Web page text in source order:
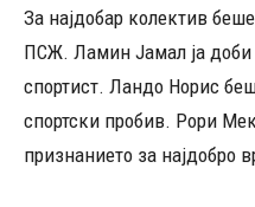
За најдобар колектив
ПСЖ. Ламин Јамал ја доби
спортист. Ландо Норис
спортски пробив. Рори
признанието за најдобро